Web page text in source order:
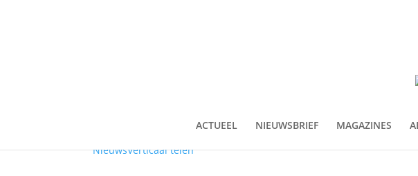
ACTUEEL NIEUWSBRIEF MAGAZINES
NieuwsVerticaal telen